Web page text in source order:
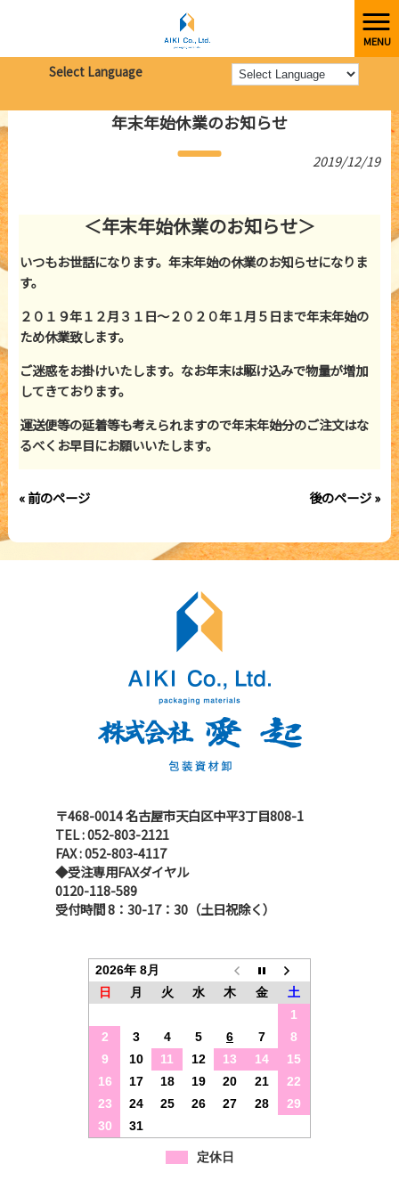
MENU
Select Language
株式会社愛起 > 新着情報 年末年始休業のお知らせ
年末年始休業のお知らせ
2019/12/19
＜年末年始休業のお知らせ＞
いつもお世話になります。年末年始の休業のお知らせになりま
す。
２０１９年１２月３１日～２０２０年１月５日まで年末年始の
ため休業致します。
ご迷惑をお掛けいたします。なお年末は駆け込みで物量が増加
してきております。
運送便等の延着等も考えられますので年末年始分のご注文はな
るべくお早目にお願いいたします。
« 前のページ 後のページ »
〒468-0014 名古屋市天白区中平3丁目808-1
TEL : 052-803-2121
FAX : 052-803-4117
◆受注専用FAXダイヤル
0120-118-589
受付時間 8：30-17：30（土日祝除く）
2026年 8月
日
月 火 水 木 金
土
1
2
3 4 5 6 7
8
9
10 11 12 13 14
15
16
17 18 19 20 21
22
23
24 25 26 27 28
29
30
31
定休日